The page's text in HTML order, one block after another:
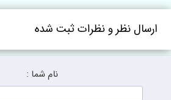
ارسال نظر و نظرات ثبت شده
نام شما :